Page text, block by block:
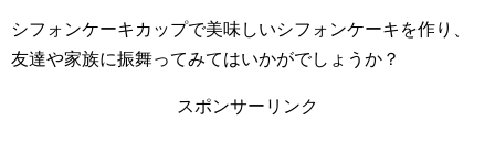
シフォンケーキカップで美味しいシフォンケーキを作り、
友達や家族に振舞ってみてはいかがでしょうか？
スポンサーリンク